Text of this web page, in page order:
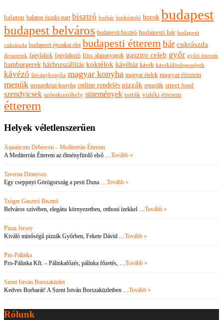
balaton balaton északi-part bisztró borbár borkóstoló borok budapest
budapest belváros budapesti bisztró budapesti bár budapesti
cukrászda budapesti éjszakai élet budapesti étterembár cukrászda
desszertek fagylaltok fagylaltozó friss alapanyagok gasztro celeb győr győri étterem
hamburgerek házhozszállítás koktélok kávéház kávék kávékülönlegességek
kávézó látványkonyha magyar konyha magyar ételek magyar étterem
menük nemzetközi konyha online rendelés pizzák reggelik street food
szendvicsek szórakozóhely sütemények torták vidéki étterem
étterem
Helyek véletlenszerűen
Aquaticum Debrecen – Mediterrán Étterem
A Mediterrán Étterem az élményfürdő első …Tovább »
Taverna Dionysos
Egy cseppnyi Görögország a pesti Duna …Tovább »
Tróger Gasztró Bisztró
Belváros szívében, elegáns környezetben, otthoni ízekkel …Tovább »
Pizza Jersey
Kiváló minőségű pizzák Győrben, Fekete Dávid …Tovább »
Pro-Pálinka
Pro-Pálinka Kft. – Pálinkafőzés, pálinka főzetés, …Tovább »
Szent István Borszaküzlet
Kedves Borbarát! A Szent István Borszaküzletben …Tovább »
Rólunk